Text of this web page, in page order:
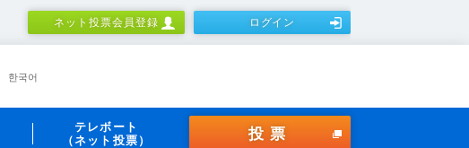
ネット投票会員登録 ログイン
한국어
テレボート
（ネット投票）
投票